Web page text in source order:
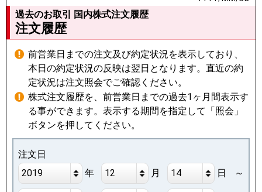
過去のお取引 国内株式注文履歴
注文履歴
前営業日までの注文及び約定状況を表示しており、
本日の約定状況の反映は翌日となります。直近の約
定状況は注文照会でご確認ください。
株式注文履歴を、前営業日までの過去1ヶ月間表示す
る事ができます。表示する期間を指定して「照会」
ボタンを押してください。
注文日
2019
年 12 月 14 日